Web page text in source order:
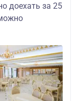
доехать за 25